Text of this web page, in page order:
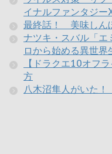
イナルファンタジ
最終話！ 美味しん
ナツキ・スバル「
ロから始める異世界
【ドラクエ10オフ
方
八木沼隼人がいた